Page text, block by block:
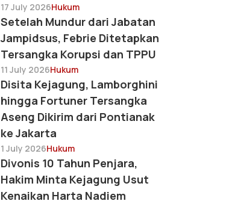
17 July 2026Hukum
Setelah Mundur dari Jabatan
Jampidsus, Febrie Ditetapkan
Tersangka Korupsi dan TPPU
11 July 2026Hukum
Disita Kejagung, Lamborghini
hingga Fortuner Tersangka
Aseng Dikirim dari Pontianak
ke Jakarta
1 July 2026Hukum
Divonis 10 Tahun Penjara,
Hakim Minta Kejagung Usut
Kenaikan Harta Nadiem